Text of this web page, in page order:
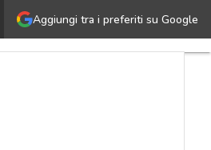
Aggiungi tra i preferiti su Google
a Internet Archive: cosa